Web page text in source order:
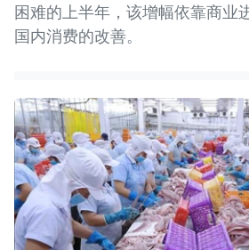
困难的上半年，该增幅依靠商业
国内消费的改善。